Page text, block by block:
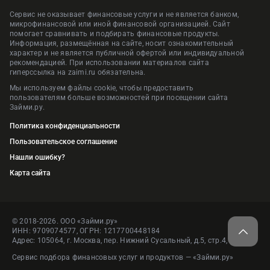
Сервис не оказывает финансовые услуги и не является банком,
микрофинансовой или иной финансовой организацией. Сайт
помогает сравнивать и подбирать финансовые продукты.
Информация, размещённая на сайте, носит ознакомительный
характер и не является публичной офертой или индивидуальной
рекомендацией. При использовании материалов сайта
гиперссылка на zaimi.ru обязательна.
Мы используем файлы cookie, чтобы предоставить
пользователям больше возможностей при посещении сайта
Займи.ру.
Политика конфиденциальности
Пользовательское соглашение
Нашли ошибку?
Карта сайта
© 2018-2026. ООО «Займи.ру»
ИНН: 9709074577, ОГРН: 1217700448184
Адрес: 105064, г. Москва, пер. Нижний Сусальный, д.5, стр.4, пом.1
Сервис подбора финансовых услуг и продуктов — «Займи.ру»